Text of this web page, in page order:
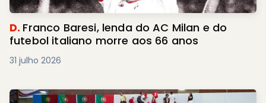
D. Franco Baresi, lenda do AC Milan e do
futebol italiano morre aos 66 anos
31 julho 2026